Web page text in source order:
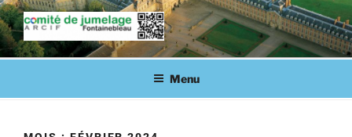
COMITÉ DE JUMELAGE DE
FONTAINEBLEAU
Fontainebleau en lien avec ses villes jumelées
Menu